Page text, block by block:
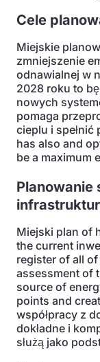
Cele
Miejskie
zmniejszenie
odnawialnej w
2028 roku to
nowych
pomaga
cieplu i spełnić
has also and
be a maximum
Planowanie
Miejski plan of
the current
register of all
assessment of
source of
points and
współpracy z
dokładne i
służą jako